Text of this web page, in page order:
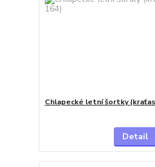
Chlapecké letní šortky
Detail